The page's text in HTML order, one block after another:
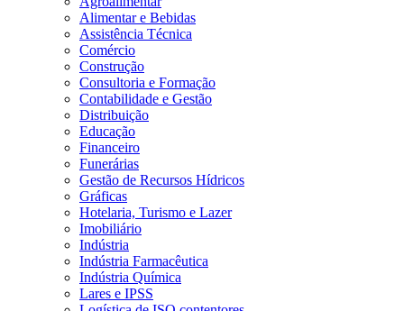
Alimentar e Bebidas
Assistência Técnica
Comércio
Construção
Consultoria e Formação
Contabilidade e Gestão
Distribuição
Educação
Financeiro
Funerárias
Gestão de Recursos Hídricos
Gráficas
Hotelaria, Turismo e Lazer
Imobiliário
Indústria
Indústria Farmacêutica
Indústria Química
Lares e IPSS